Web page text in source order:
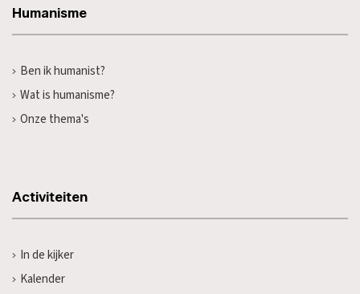
Humanisme
Ben ik humanist?
Wat is humanisme?
Onze thema's
Activiteiten
In de kijker
Kalender